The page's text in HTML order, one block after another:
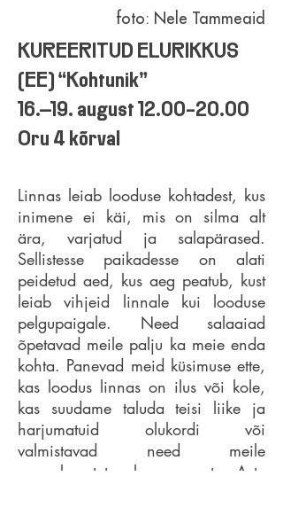
foto: Nele Tammeaid
KUREERITUD ELURIKKUS
(EE) “Kohtunik”
16.–19. august 12.00-20.00
Oru 4 kõrval
Linnas leiab looduse kohtadest, kus
inimene ei käi, mis on silma alt
ära, varjatud ja salapärased.
Sellistesse paikadesse on alati
peidetud aed, kus aeg peatub, kust
leiab vihjeid linnale kui looduse
pelgupaigale. Need salaaiad
õpetavad meile palju ka meie enda
kohta. Panevad meid küsimuse ette,
kas loodus linnas on ilus või kole,
kas suudame taluda teisi liike ja
harjumatuid olukordi või
valmistavad need meile
enneolematut ebamugavust. Astu